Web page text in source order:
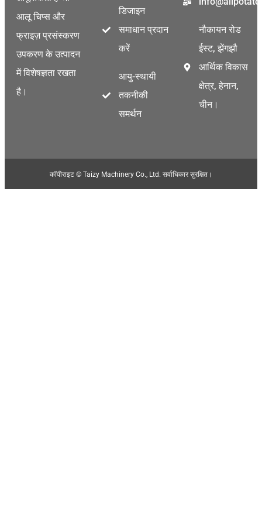
आलू चिप्स और
फ्राइज़ प्रसंस्करण
उपकरण के उत्पादन
में विशेषज्ञता रखता
है।
डिजाइन
समाधान प्रदान
करें
आयु-स्थायी
तकनीकी
समर्थन
नौकायन रोड
ईस्ट, झेंगझौ
आर्थिक विकास
क्षेत्र, हेनान,
चीन।
कॉपीराइट © Taizy Machinery Co., Ltd. सर्वाधिकार सुरक्षित।